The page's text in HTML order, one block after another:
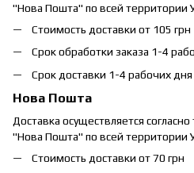
"Нова Пошта" по всей территории
Стоимость доставки от 105 грн
Срок обработки заказа 1-4
Срок доставки 1-4 рабочих дня
Нова Пошта
Доставка осуществляется
"Нова Пошта" по всей территории
Стоимость доставки от 70 грн